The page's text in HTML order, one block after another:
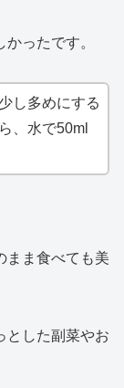
ったです。
し多めにする
、水で50ml
まま食べても美
とした副菜やお